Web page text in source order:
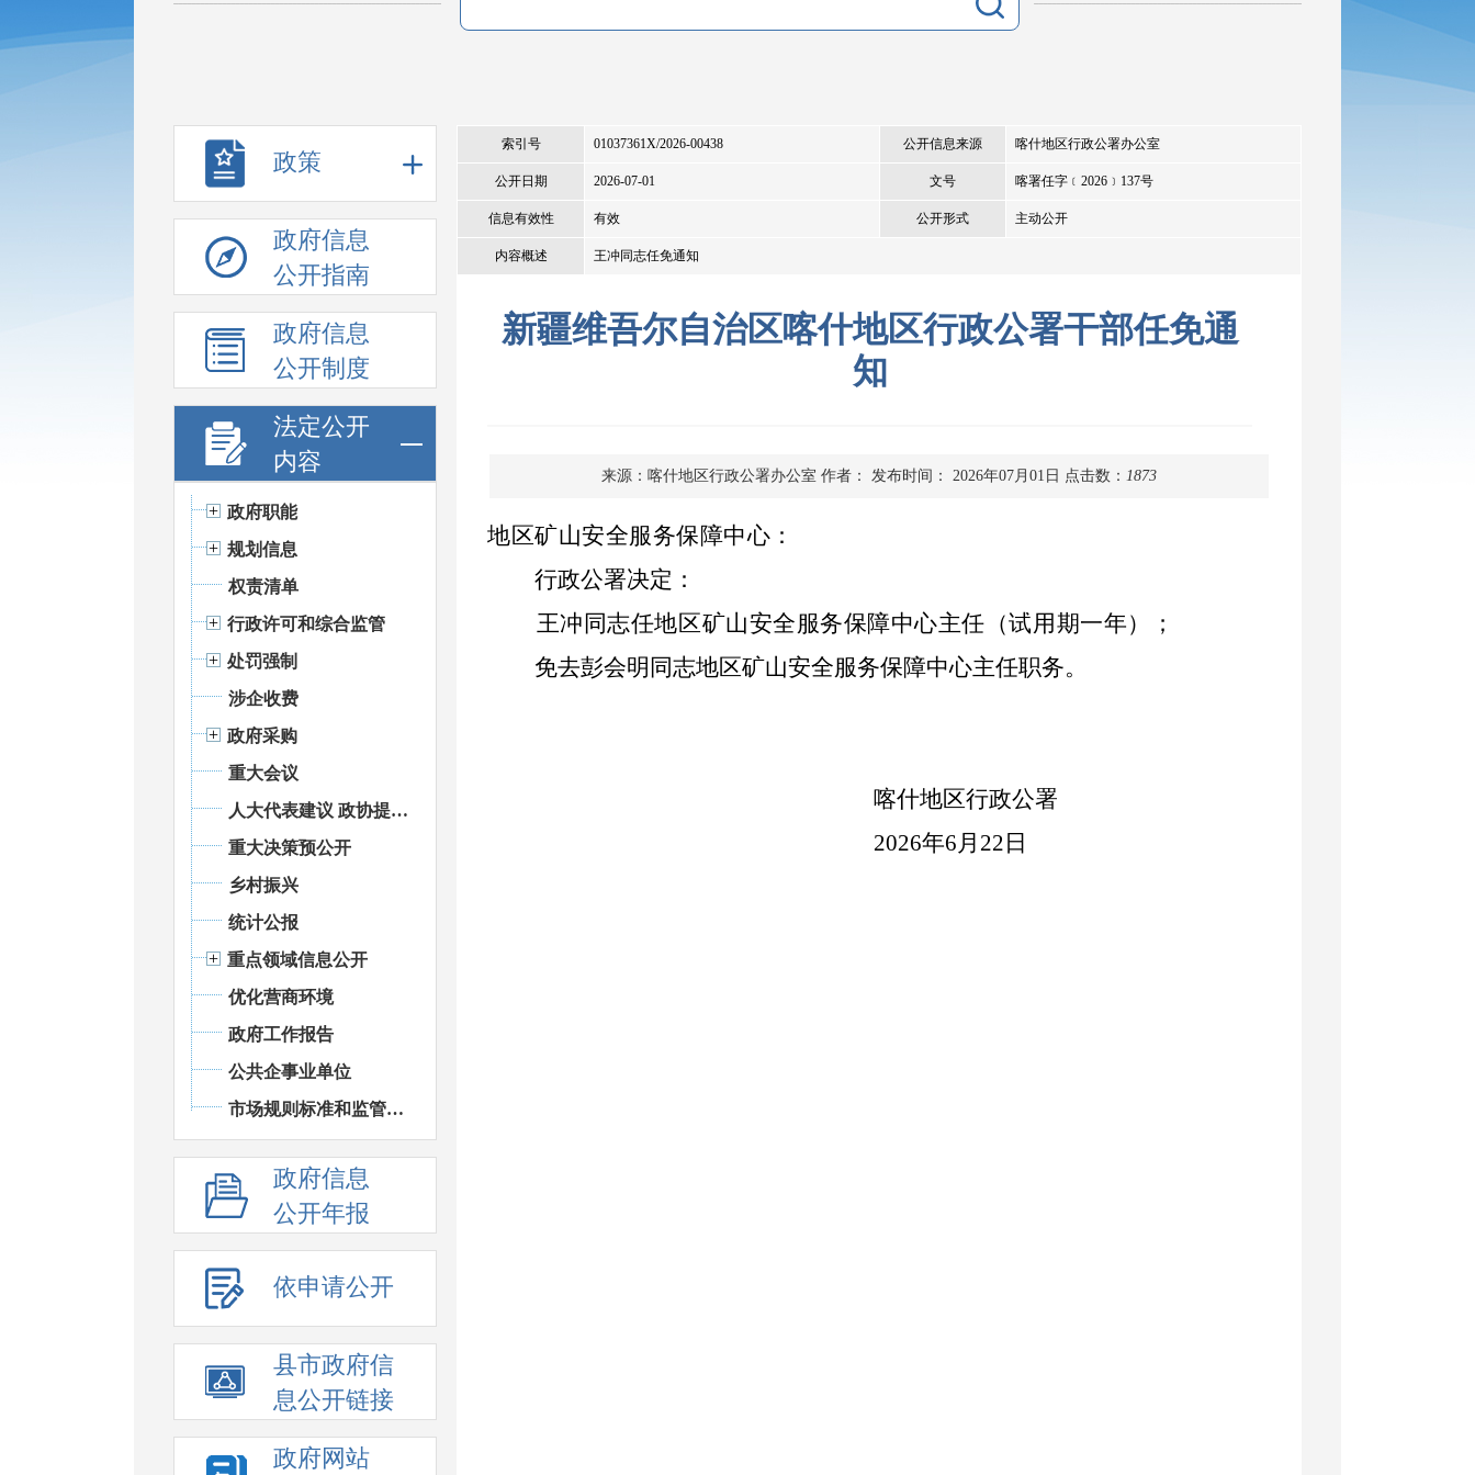
政策
政府信息
公开指南
政府信息
公开制度
法定公开
内容
政府职能
规划信息
权责清单
行政许可和综合监管
处罚强制
涉企收费
政府采购
重大会议
人大代表建议 政协提案办理
重大决策预公开
乡村振兴
统计公报
重点领域信息公开
优化营商环境
政府工作报告
公共企事业单位
市场规则标准和监管执法
政府信息
公开年报
依申请公开
县市政府信
息公开链接
政府网站
索引号 01037361X/2026-00438 公开信息来源 喀什地区行政公署办公室
公开日期 2026-07-01 文号 喀署任字﹝2026﹞137号
信息有效性 有效 公开形式 主动公开
内容概述 王冲同志任免通知
新疆维吾尔自治区喀什地区行政公署干部任免通
知
来源：喀什地区行政公署办公室 作者： 发布时间： 2026年07月01日 点击数： 1873
地区矿山安全服务保障中心 ：
行政公署决定：
王冲同志任地区矿山安全服务保障中心主任（试用期一年）；
免去彭会明同志地区矿山安全服务保障中心主任职务。
喀什地区行政公署
2026年6月 22 日